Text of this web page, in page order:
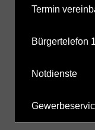
Termin
Bürgertelefon
Notdienste